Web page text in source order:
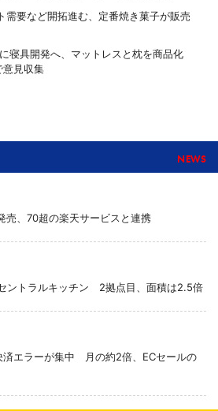
需要など開拓進む、定番焼き菓子が販売
寝具開発へ、マットレスと枕を商品化
意見収集
NEWS
売、70超の楽天サービスと連携
ントラルキッチン 2拠点目、面積は2.5倍
済エラーが集中 月の約2倍、ECセールの